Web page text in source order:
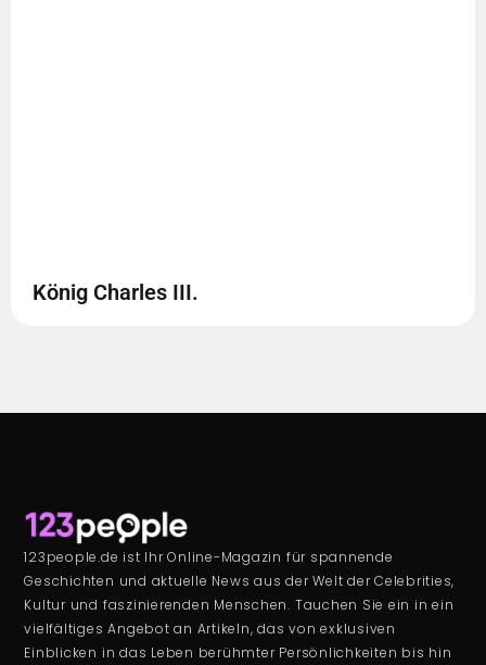
König Charles III.
123people.de ist Ihr Online-Magazin für spannende
Geschichten und aktuelle News aus der Welt der Celebrities,
Kultur und faszinierenden Menschen. Tauchen Sie ein in ein
vielfältiges Angebot an Artikeln, das von exklusiven
Einblicken in das Leben berühmter Persönlichkeiten bis hin